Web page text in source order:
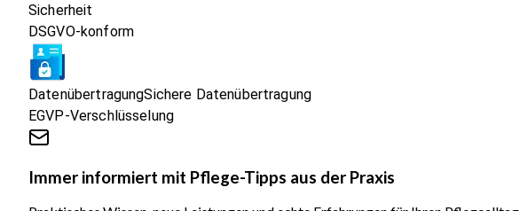
Sicherheit
DSGVO-konform
DatenübertragungSichere Datenübertragung
EGVP-Verschlüsselung
Immer informiert mit Pflege-Tipps aus der Praxis